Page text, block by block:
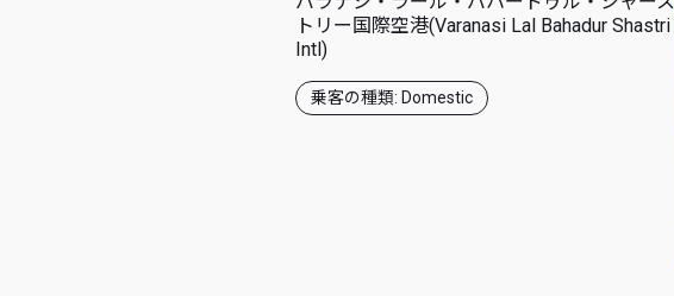
トリー国際空港(Varanasi Lal Bahadur Shastri
Intl)
乗客の種類: Domestic